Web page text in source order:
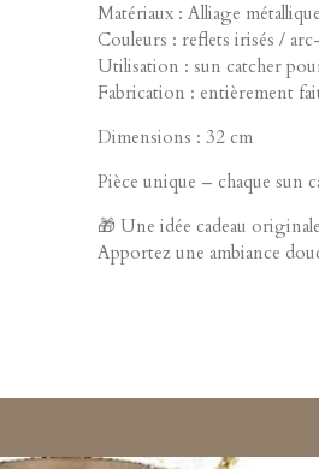
Matériaux : Alliage
Couleurs : reflets irisés /
Utilisation : sun catcher
Fabrication : entièrement
Dimensions : 32 cm
Pièce unique – chaque sun
🎁 Une idée cadeau
Apportez une ambiance